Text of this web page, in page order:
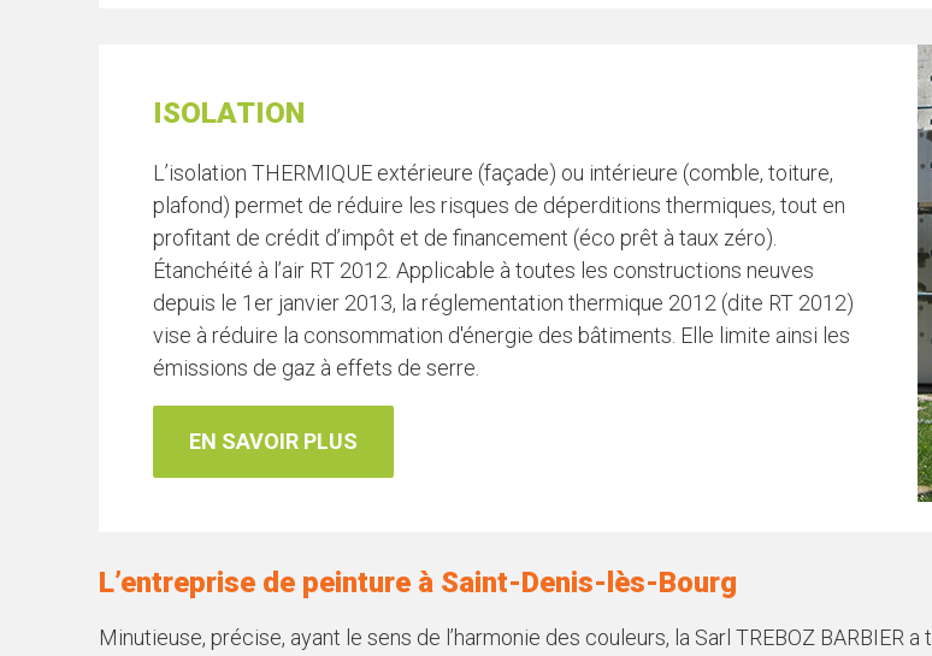
ISOLATION
L’isolation THERMIQUE extérieure (façade) ou intérieure (comble, toiture,
plafond) permet de réduire les risques de déperditions thermiques, tout en
profitant de crédit d’impôt et de financement (éco prêt à taux zéro).
Étanchéité à l’air RT 2012. Applicable à toutes les constructions neuves
depuis le 1er janvier 2013, la réglementation thermique 2012 (dite RT 2012)
vise à réduire la consommation d'énergie des bâtiments. Elle limite ainsi les
émissions de gaz à effets de serre.
EN SAVOIR PLUS
L’entreprise de peinture à Saint-Denis-lès-Bourg
Minutieuse, précise, ayant le sens de l’harmonie des couleurs, la Sarl TREBOZ